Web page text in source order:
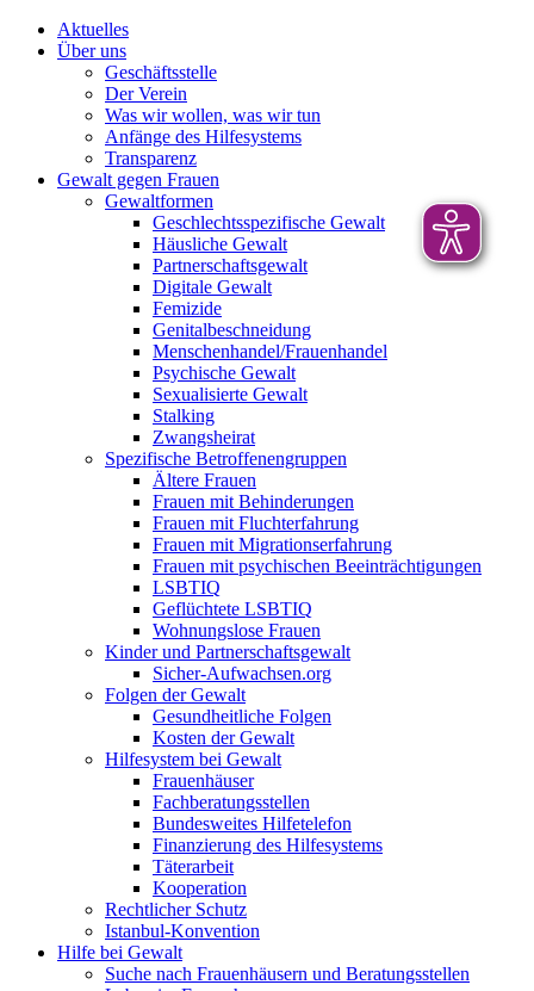
Aktuelles
Über uns
Geschäftsstelle
Der Verein
Was wir wollen, was wir tun
Anfänge des Hilfesystems
Transparenz
Gewalt gegen Frauen
Gewaltformen
Geschlechtsspezifische Gewalt
Häusliche Gewalt
Partnerschaftsgewalt
Digitale Gewalt
Femizide
Genitalbeschneidung
Menschenhandel/Frauenhandel
Psychische Gewalt
Sexualisierte Gewalt
Stalking
Zwangsheirat
Spezifische Betroffenengruppen
Ältere Frauen
Frauen mit Behinderungen
Frauen mit Fluchterfahrung
Frauen mit Migrationserfahrung
Frauen mit psychischen Beeinträchtigungen
LSBTIQ
Geflüchtete LSBTIQ
Wohnungslose Frauen
Kinder und Partnerschaftsgewalt
Sicher-Aufwachsen.org
Folgen der Gewalt
Gesundheitliche Folgen
Kosten der Gewalt
Hilfesystem bei Gewalt
Frauenhäuser
Fachberatungsstellen
Bundesweites Hilfetelefon
Finanzierung des Hilfesystems
Täterarbeit
Kooperation
Rechtlicher Schutz
Istanbul-Konvention
Hilfe bei Gewalt
Suche nach Frauenhäusern und Beratungsstellen